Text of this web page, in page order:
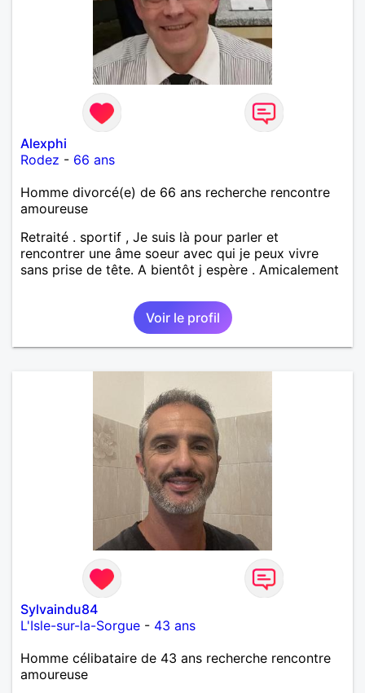
Alexphi
Rodez - 66 ans
Homme divorcé(e) de 66 ans recherche rencontre
amoureuse
Retraité . sportif , Je suis là pour parler et
rencontrer une âme soeur avec qui je peux vivre
sans prise de tête. A bientôt j espère . Amicalement
Voir le profil
Sylvaindu84
L'Isle-sur-la-Sorgue - 43 ans
Homme célibataire de 43 ans recherche rencontre
amoureuse